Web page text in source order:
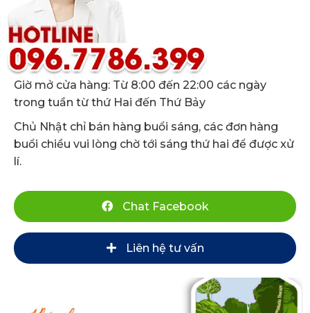
Giờ mở cửa hàng: Từ 8:00 đến 22:00 các ngày
trong tuần từ thứ Hai đến Thứ Bảy
Chủ Nhật chỉ bán hàng buổi sáng, các đơn hàng
buổi chiều vui lòng chờ tới sáng thứ hai để được xử
lí.
Chat Facebook
Liên hệ tư vấn